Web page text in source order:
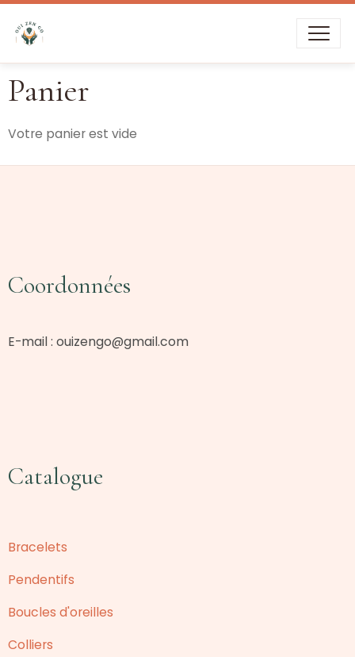
Panier
Votre panier est vide
Coordonnées
E-mail : ouizengo@gmail.com
Catalogue
Bracelets
Pendentifs
Boucles d'oreilles
Colliers